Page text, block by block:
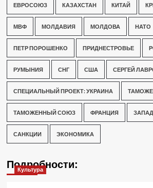
ЕВРОСОЮЗ КАЗАХСТАН КИТАЙ
МВФ МОЛДАВИЯ МОЛДОВА НАТО
ПЕТР ПОРОШЕНКО ПРИДНЕСТРОВЬЕ
РУМЫНИЯ СНГ США СЕРГЕЙ
СПЕЦИАЛЬНЫЙ ПРОЕКТ: УКРАИНА
ТАМОЖЕННЫЙ СОЮЗ ФРАНЦИЯ ЗАПАД
САНКЦИИ ЭКОНОМИКА
Подробности:
Культура